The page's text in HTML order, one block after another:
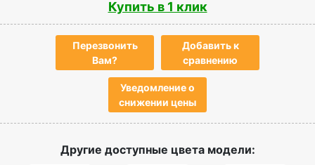
Купить в 1 клик
Перезвонить
Вам?
Добавить к
сравнению
Уведомление о
снижении цены
Другие доступные цвета модели: